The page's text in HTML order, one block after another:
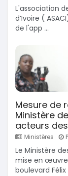
L'association
d’Ivoire (
de l'app ...
Mesure de
Ministère
acteurs
Ministères
Le Ministère
mise en
boulevard Félix